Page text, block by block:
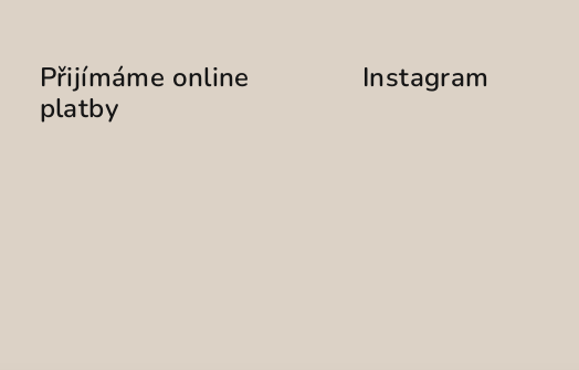
Přijímáme online
platby
Instagram